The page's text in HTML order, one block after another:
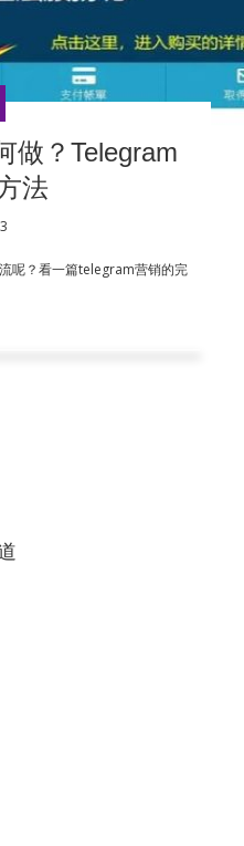
做？Telegram
法
呢？看一篇telegram营销的完